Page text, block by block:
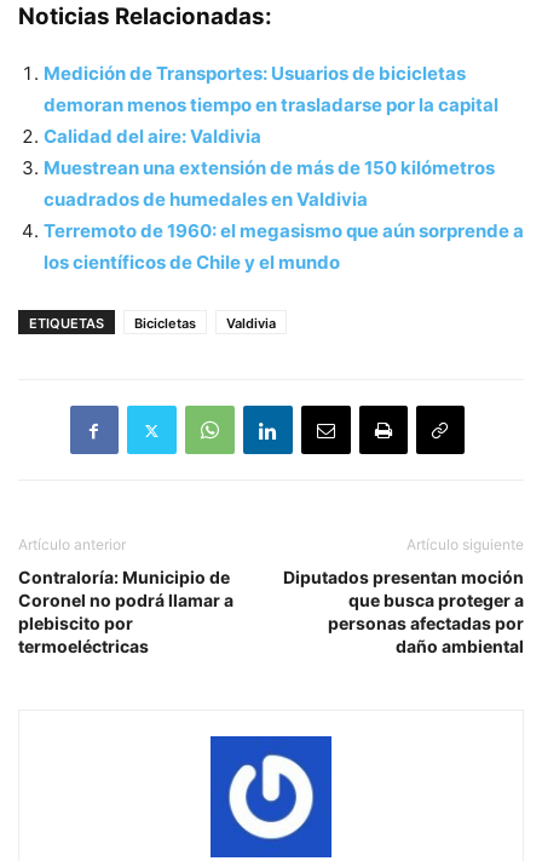
Noticias Relacionadas:
Medición de Transportes: Usuarios de bicicletas
demoran menos tiempo en trasladarse por la capital
Calidad del aire: Valdivia
Muestrean una extensión de más de 150 kilómetros
cuadrados de humedales en Valdivia
Terremoto de 1960: el megasismo que aún sorprende a
los científicos de Chile y el mundo
ETIQUETAS Bicicletas Valdivia
Artículo anterior
Contraloría: Municipio de
Coronel no podrá llamar a
plebiscito por
termoeléctricas
Artículo siguiente
Diputados presentan moción
que busca proteger a
personas afectadas por
daño ambiental